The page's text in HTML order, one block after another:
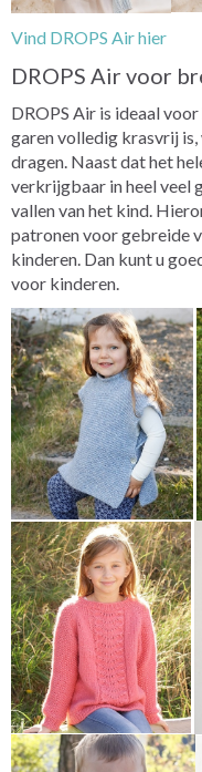
Vind DROPS Air hier
DROPS Air voor
DROPS Air is ideaal
garen volledig krasvrij
dragen. Naast dat het
verkrijgbaar in heel veel
vallen van het kind.
patronen voor gebreide
kinderen. Dan kunt u
voor kinderen.